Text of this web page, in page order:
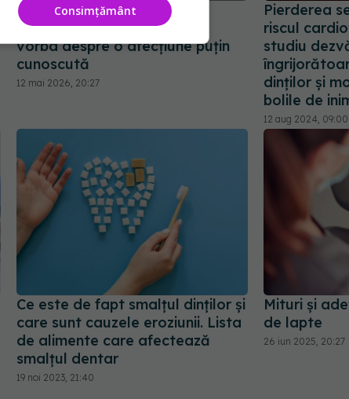
Îți trosnește maxilarul? Îți
scrâșnești dinții? Ar putea fi
vorba despre o afecțiune puțin
cunoscută
12 mai 2026, 20:27
Pierderea
riscul
studiu
dinților și
bolile de
12 aug 2024, 09:00
Ce este de fapt smalțul dinților și
care sunt cauzele eroziunii. Lista
de alimente care afectează
smalțul dentar
19 noi 2023, 21:40
Mituri și
de lapte
26 iun 2025, 20:27
Consimțământ